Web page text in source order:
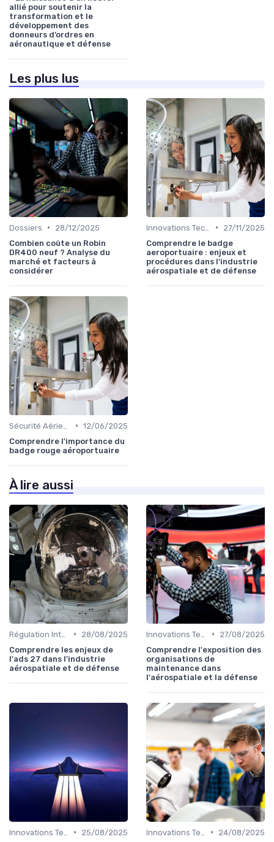
allié pour soutenir la
transformation et le
développement des
donneurs d’ordres en
aéronautique et défense
Les plus lus
Dossiers •
28/12/2025
Combien coûte un Robin
DR400 neuf ? Analyse du
marché et facteurs à
considérer
•
27/11/2025
Comprendre le badge
aeroportuaire : enjeux et
procédures dans l’industrie
aérospatiale et de défense
• 12/06/2025
Comprendre l'importance du
badge rouge aéroportuaire
À lire aussi
•
28/08/2025
Comprendre les enjeux de
l'ads 27 dans l'industrie
aérospatiale et de défense
•
27/08/2025
Comprendre l'exposition des
organisations de
maintenance dans
l'aérospatiale et la défense
•
25/08/2025
•
24/08/2025